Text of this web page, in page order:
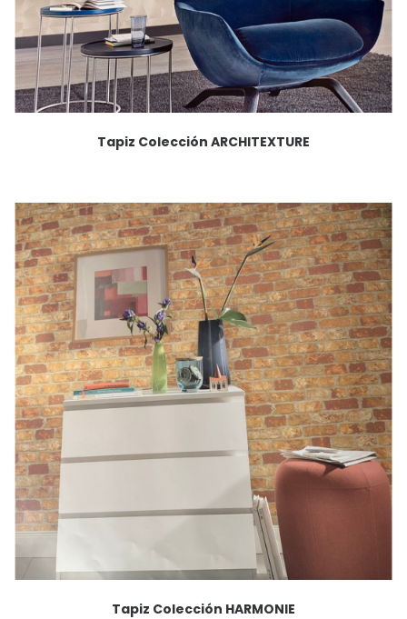
Tapiz Colección ARCHITEXTURE
Tapiz Colección HARMONIE